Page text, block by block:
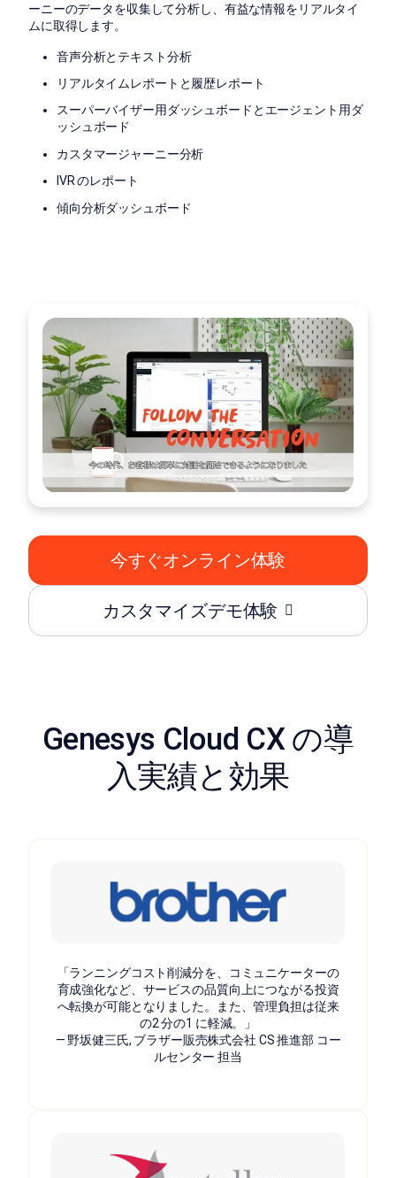
ーニーのデータを収集して分析し、有益な情報をリアルタイ
ムに取得します。
音声分析とテキスト分析
リアルタイムレポートと履歴レポート
スーパーバイザー用ダッシュボードとエージェント用ダ
ッシュボード
カスタマージャーニー分析
IVR のレポート
傾向分析ダッシュボード
今すぐオンライン体験
カスタマイズデモ体験
Genesys Cloud CX の導
入実績と効果
「ランニングコスト削減分を、コミュニケーターの
育成強化など、サービスの品質向上につながる投資
へ転換が可能となりました。また、管理負担は従来
の2 分の1 に軽減。」
— 野坂健三氏, ブラザー販売株式会社 CS 推進部 コー
ルセンター 担当